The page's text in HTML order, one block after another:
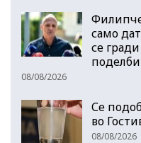
само
се
поделби
08/08/2026
Се
во
08/08/2026